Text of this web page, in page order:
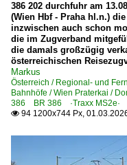
Unternehmen (A -
Hamburger
Unternehmen (L -
METRANS Rail
386 202 durchfuhr am
(Wien Hbf - Praha hl.n.)
inzwischen auch schon
die im Zugverband
die damals großzügig
österreichischen
Markus
Österreich / Regional- und
Bahnhöfe / Wien Praterkai /
386 BR 386 ·Traxx MS2e·
 94 1200x744 Px,